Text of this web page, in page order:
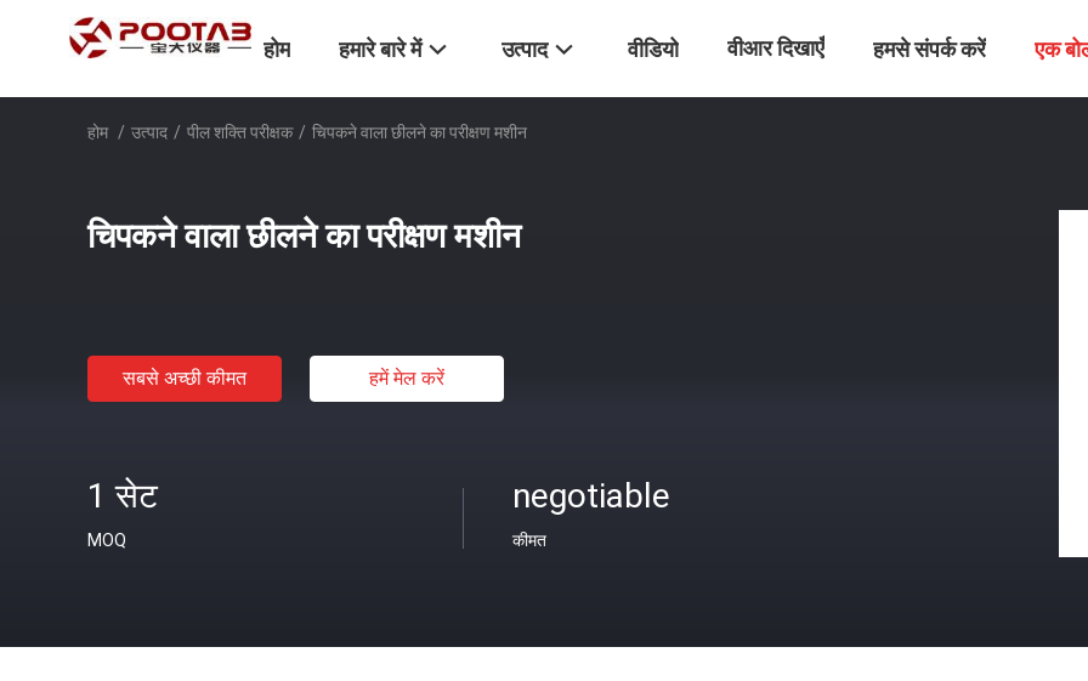
होम हमारे बारे में उत्पाद वीडियो वीआर दिखाएँ हमसे संपर्क करें एक
होम / उत्पाद / पील शक्ति परीक्षक / चिपकने वाला छीलने का परीक्षण मशीन
चिपकने वाला छीलने का परीक्षण मशीन
सबसे अच्छी कीमत हमें मेल करें
1 सेट
MOQ
negotiable
कीमत